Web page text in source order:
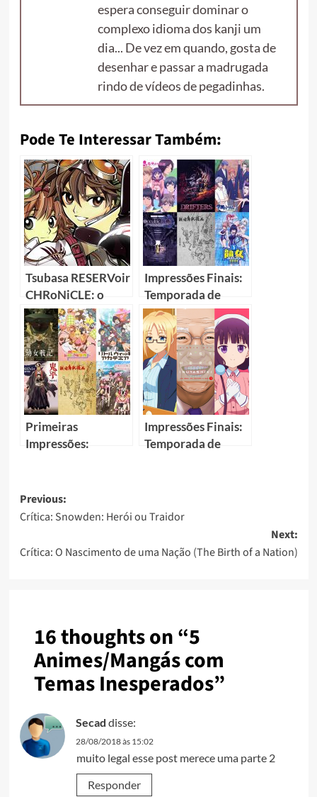
espera conseguir dominar o
complexo idioma dos kanji um
dia... De vez em quando, gosta de
desenhar e passar a madrugada
rindo de vídeos de pegadinhas.
Pode Te Interessar Também:
Tsubasa RESERVoir
CHRoNiCLE: o
maior crossover
dos mangás
Impressões Finais:
Temporada de
Animes OUT/2016
Primeiras
Impressões:
Impressões Finais:
Temporada de
Previous:
Crítica: Snowden: Herói ou Traidor
Next:
Crítica: O Nascimento de uma Nação (The Birth of a Nation)
16 thoughts on “5
Animes/Mangás com
Temas Inesperados”
Secad disse:
28/08/2018 às 15:02
muito legal esse post merece uma parte 2
Responder